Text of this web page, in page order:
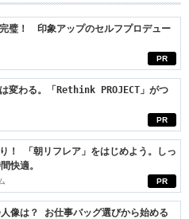
PR
璧！ 印象アップのセルフプロデュー
PR
変わる。「Rethink PROJECT」がつ
PR
！ 「朝リフレア」をはじめよう。しっ
快適。
像は？ お仕事バッグ選びから始める